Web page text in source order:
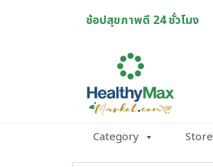
ช้อปสุขภาพดี 24 ชั่วโมง
Category Store